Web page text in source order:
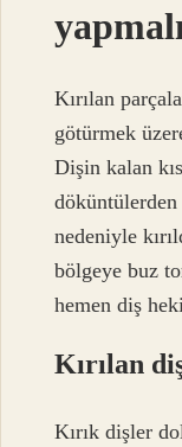
Kırılan
götürmek
Dişin kalan
nedeniyle
bölgeye buz
hemen diş
Kırılan
Kırık dişler